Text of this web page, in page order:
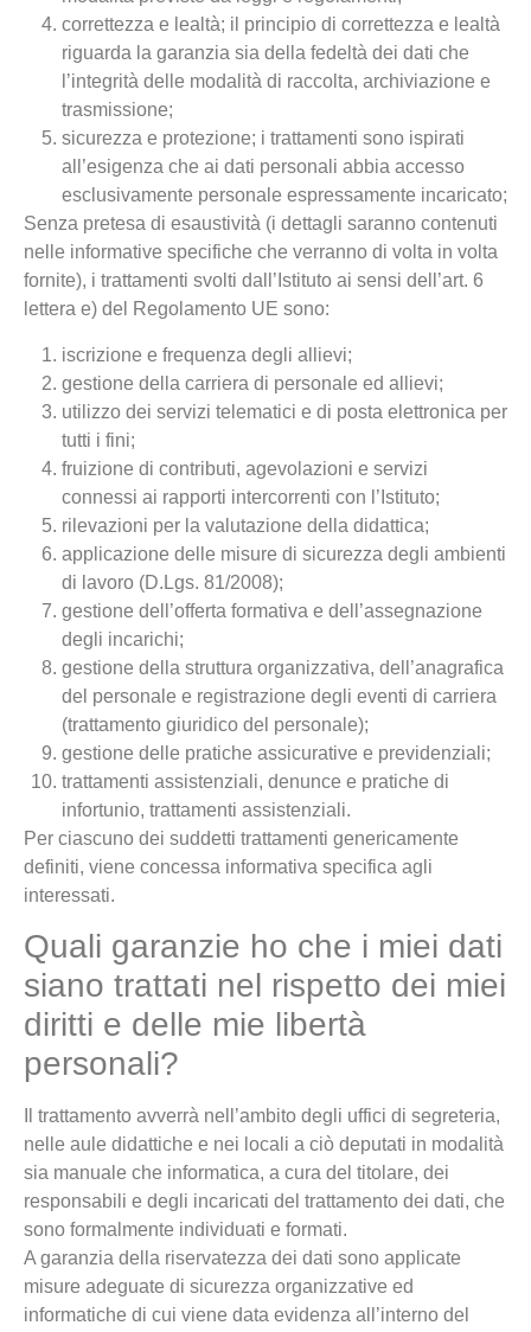
correttezza e lealtà; il principio di correttezza e lealtà
riguarda la garanzia sia della fedeltà dei dati che
l’integrità delle modalità di raccolta, archiviazione e
trasmissione;
sicurezza e protezione; i trattamenti sono ispirati
all’esigenza che ai dati personali abbia accesso
esclusivamente personale espressamente incaricato;
Senza pretesa di esaustività (i dettagli saranno contenuti
nelle informative specifiche che verranno di volta in volta
fornite), i trattamenti svolti dall’Istituto ai sensi dell’art. 6
lettera e) del Regolamento UE sono:
iscrizione e frequenza degli allievi;
gestione della carriera di personale ed allievi;
utilizzo dei servizi telematici e di posta elettronica per
tutti i fini;
fruizione di contributi, agevolazioni e servizi
connessi ai rapporti intercorrenti con l’Istituto;
rilevazioni per la valutazione della didattica;
applicazione delle misure di sicurezza degli ambienti
di lavoro (D.Lgs. 81/2008);
gestione dell’offerta formativa e dell’assegnazione
degli incarichi;
gestione della struttura organizzativa, dell’anagrafica
del personale e registrazione degli eventi di carriera
(trattamento giuridico del personale);
gestione delle pratiche assicurative e previdenziali;
trattamenti assistenziali, denunce e pratiche di
infortunio, trattamenti assistenziali.
Per ciascuno dei suddetti trattamenti genericamente
definiti, viene concessa informativa specifica agli
interessati.
Quali garanzie ho che i miei dati
siano trattati nel rispetto dei miei
diritti e delle mie libertà
personali?
Il trattamento avverrà nell’ambito degli uffici di segreteria,
nelle aule didattiche e nei locali a ciò deputati in modalità
sia manuale che informatica, a cura del titolare, dei
responsabili e degli incaricati del trattamento dei dati, che
sono formalmente individuati e formati.
A garanzia della riservatezza dei dati sono applicate
misure adeguate di sicurezza organizzative ed
informatiche di cui viene data evidenza all’interno del